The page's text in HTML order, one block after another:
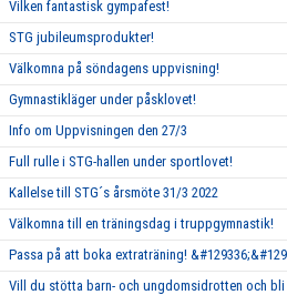
Vilken fantastisk gympafest!
STG jubileumsprodukter!
Välkomna på söndagens uppvisning!
Gymnastikläger under påsklovet!
Info om Uppvisningen den 27/3
Full rulle i STG-hallen under sportlovet!
Kallelse till STG´s årsmöte 31/3 2022
Välkomna till en träningsdag i truppgymnastik!
Passa på att boka extraträning!
Vill du stötta barn- och ungdomsidrotten och bli